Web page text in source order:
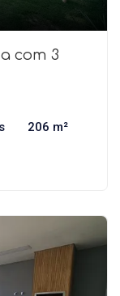
com 3
206 m²